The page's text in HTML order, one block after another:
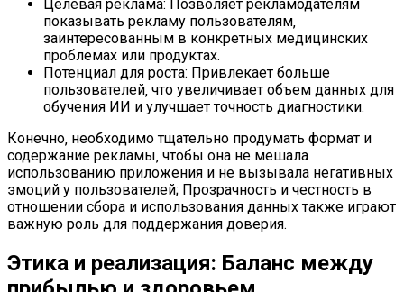
Целевая реклама: Позволяет рекламодателям
показывать рекламу пользователям‚
заинтересованным в конкретных медицинских
проблемах или продуктах.
Потенциал для роста: Привлекает больше
пользователей‚ что увеличивает объем данных для
обучения ИИ и улучшает точность диагностики.
Конечно‚ необходимо тщательно продумать формат и
содержание рекламы‚ чтобы она не мешала
использованию приложения и не вызывала негативных
эмоций у пользователей; Прозрачность и честность в
отношении сбора и использования данных также играют
важную роль для поддержания доверия.
Этика и реализация: Баланс между